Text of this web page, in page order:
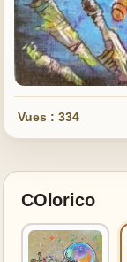
Vues : 334
COlorico